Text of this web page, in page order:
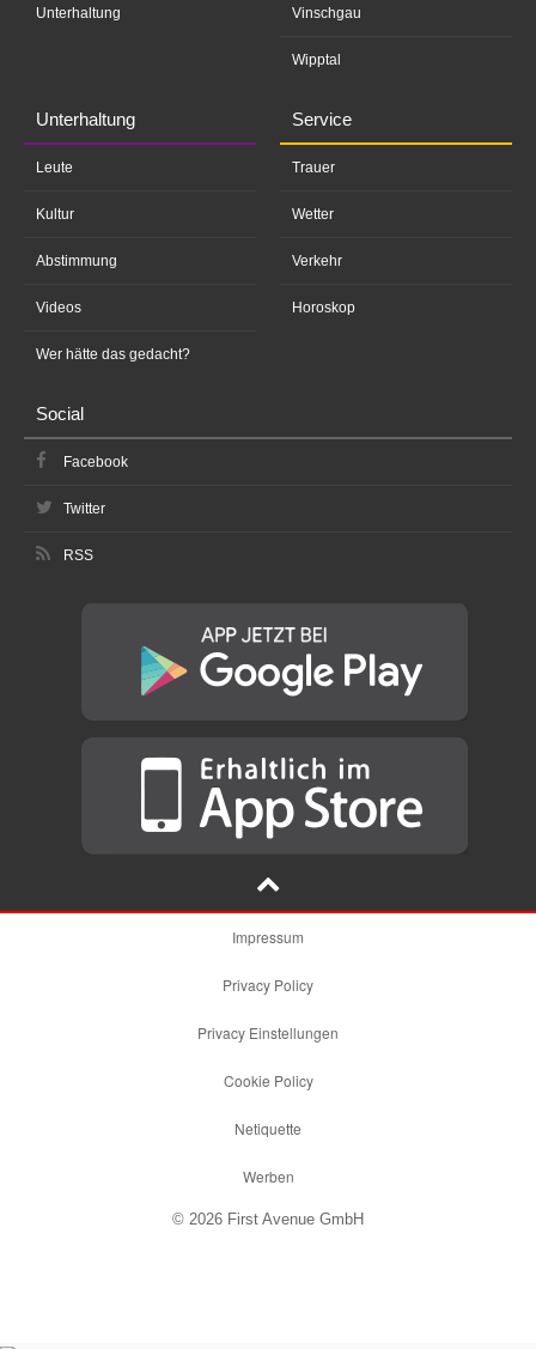
Unterhaltung Vinschgau
Wipptal
Unterhaltung
Leute
Kultur
Abstimmung
Videos
Wer hätte das gedacht?
Service
Trauer
Wetter
Verkehr
Horoskop
Social
Facebook
Twitter
RSS
Impressum
Privacy Policy
Privacy Einstellungen
Cookie Policy
Netiquette
Werben
© 2026 First Avenue GmbH